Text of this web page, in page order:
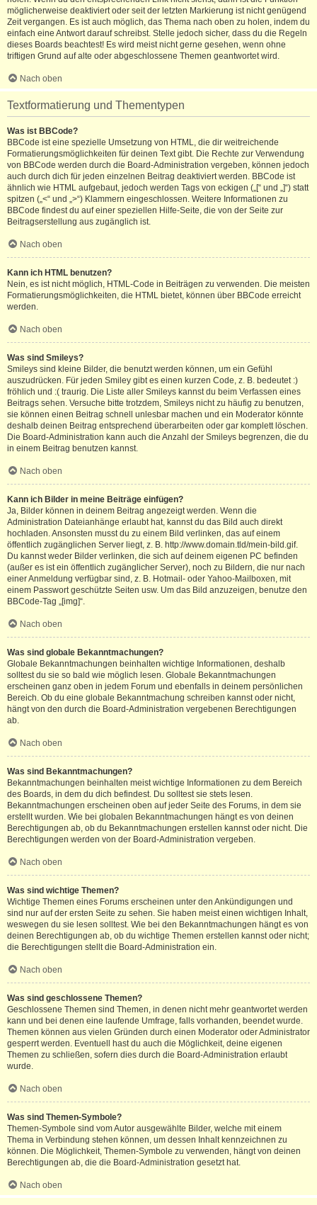
möglicherweise deaktiviert oder seit der letzten Markierung ist nicht genügend
Zeit vergangen. Es ist auch möglich, das Thema nach oben zu holen, indem du
einfach eine Antwort darauf schreibst. Stelle jedoch sicher, dass du die Regeln
dieses Boards beachtest! Es wird meist nicht gerne gesehen, wenn ohne
triftigen Grund auf alte oder abgeschlossene Themen geantwortet wird.
Nach oben
Textformatierung und Thementypen
Was ist BBCode?
BBCode ist eine spezielle Umsetzung von HTML, die dir weitreichende
Formatierungsmöglichkeiten für deinen Text gibt. Die Rechte zur Verwendung
von BBCode werden durch die Board-Administration vergeben, können jedoch
auch durch dich für jeden einzelnen Beitrag deaktiviert werden. BBCode ist
ähnlich wie HTML aufgebaut, jedoch werden Tags von eckigen („[“ und „]“) statt
spitzen („<“ und „>“) Klammern eingeschlossen. Weitere Informationen zu
BBCode findest du auf einer speziellen Hilfe-Seite, die von der Seite zur
Beitragserstellung aus zugänglich ist.
Nach oben
Kann ich HTML benutzen?
Nein, es ist nicht möglich, HTML-Code in Beiträgen zu verwenden. Die meisten
Formatierungsmöglichkeiten, die HTML bietet, können über BBCode erreicht
werden.
Nach oben
Was sind Smileys?
Smileys sind kleine Bilder, die benutzt werden können, um ein Gefühl
auszudrücken. Für jeden Smiley gibt es einen kurzen Code, z. B. bedeutet :)
fröhlich und :( traurig. Die Liste aller Smileys kannst du beim Verfassen eines
Beitrags sehen. Versuche bitte trotzdem, Smileys nicht zu häufig zu benutzen,
sie können einen Beitrag schnell unlesbar machen und ein Moderator könnte
deshalb deinen Beitrag entsprechend überarbeiten oder gar komplett löschen.
Die Board-Administration kann auch die Anzahl der Smileys begrenzen, die du
in einem Beitrag benutzen kannst.
Nach oben
Kann ich Bilder in meine Beiträge einfügen?
Ja, Bilder können in deinem Beitrag angezeigt werden. Wenn die
Administration Dateianhänge erlaubt hat, kannst du das Bild auch direkt
hochladen. Ansonsten musst du zu einem Bild verlinken, das auf einem
öffentlich zugänglichen Server liegt, z. B. http://www.domain.tld/mein-bild.gif.
Du kannst weder Bilder verlinken, die sich auf deinem eigenen PC befinden
(außer es ist ein öffentlich zugänglicher Server), noch zu Bildern, die nur nach
einer Anmeldung verfügbar sind, z. B. Hotmail- oder Yahoo-Mailboxen, mit
einem Passwort geschützte Seiten usw. Um das Bild anzuzeigen, benutze den
BBCode-Tag „[img]“.
Nach oben
Was sind globale Bekanntmachungen?
Globale Bekanntmachungen beinhalten wichtige Informationen, deshalb
solltest du sie so bald wie möglich lesen. Globale Bekanntmachungen
erscheinen ganz oben in jedem Forum und ebenfalls in deinem persönlichen
Bereich. Ob du eine globale Bekanntmachung schreiben kannst oder nicht,
hängt von den durch die Board-Administration vergebenen Berechtigungen
ab.
Nach oben
Was sind Bekanntmachungen?
Bekanntmachungen beinhalten meist wichtige Informationen zu dem Bereich
des Boards, in dem du dich befindest. Du solltest sie stets lesen.
Bekanntmachungen erscheinen oben auf jeder Seite des Forums, in dem sie
erstellt wurden. Wie bei globalen Bekanntmachungen hängt es von deinen
Berechtigungen ab, ob du Bekanntmachungen erstellen kannst oder nicht. Die
Berechtigungen werden von der Board-Administration vergeben.
Nach oben
Was sind wichtige Themen?
Wichtige Themen eines Forums erscheinen unter den Ankündigungen und
sind nur auf der ersten Seite zu sehen. Sie haben meist einen wichtigen Inhalt,
weswegen du sie lesen solltest. Wie bei den Bekanntmachungen hängt es von
deinen Berechtigungen ab, ob du wichtige Themen erstellen kannst oder nicht;
die Berechtigungen stellt die Board-Administration ein.
Nach oben
Was sind geschlossene Themen?
Geschlossene Themen sind Themen, in denen nicht mehr geantwortet werden
kann und bei denen eine laufende Umfrage, falls vorhanden, beendet wurde.
Themen können aus vielen Gründen durch einen Moderator oder Administrator
gesperrt werden. Eventuell hast du auch die Möglichkeit, deine eigenen
Themen zu schließen, sofern dies durch die Board-Administration erlaubt
wurde.
Nach oben
Was sind Themen-Symbole?
Themen-Symbole sind vom Autor ausgewählte Bilder, welche mit einem
Thema in Verbindung stehen können, um dessen Inhalt kennzeichnen zu
können. Die Möglichkeit, Themen-Symbole zu verwenden, hängt von deinen
Berechtigungen ab, die die Board-Administration gesetzt hat.
Nach oben